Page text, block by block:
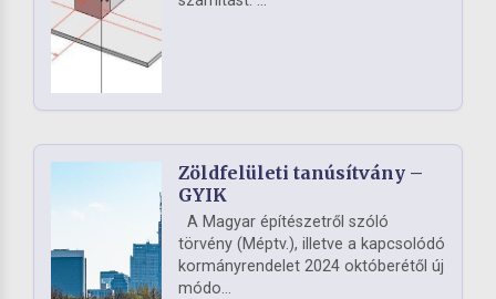
Zöldfelületi tanúsítvány –
GYIK
A Magyar építészetről szóló
törvény (Méptv.), illetve a kapcsolódó
kormányrendelet 2024 októberétől új
módo...